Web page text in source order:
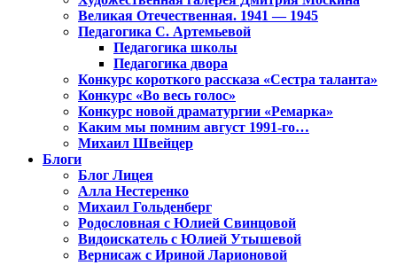
Великая Отечественная. 1941 — 1945
Педагогика С. Артемьевой
Педагогика школы
Педагогика двора
Конкурс короткого рассказа «Сестра таланта»
Конкурс «Во весь голос»
Конкурс новой драматургии «Ремарка»
Каким мы помним август 1991-го…
Михаил Швейцер
Блоги
Блог Лицея
Алла Нестеренко
Михаил Гольденберг
Родословная с Юлией Свинцовой
Видоискатель с Юлией Утышевой
Вернисаж с Ириной Ларионовой